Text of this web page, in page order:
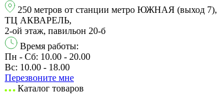
250 метров от станции метро ЮЖНАЯ (выход 7),
ТЦ АКВАРЕЛЬ,
2-ой этаж, павильон 20-б
Время работы:
Пн - Сб: 10.00 - 20.00
Вс: 10.00 - 18.00
Перезвонитe мне
Каталог товаров